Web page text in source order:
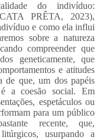
do indivíduo:
PRÊTA, 2023),
e como ela influi
sobre a natureza
compreender que
geneticamente, que
e atitudes
de que, um dos papéis
a coesão social. Em
espetáculos ou
para um público
recente, que,
usurpando a